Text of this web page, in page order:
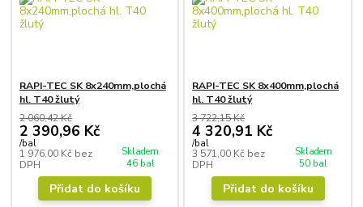
RAPI-TEC SK 8x240mm,plochá
hl. T40 žlutý
2 060,42 Kč
2 390,96 Kč
/bal
1 976,00 Kč bez
DPH
Skladem
46 bal
Přidat do košíku
RAPI-TEC SK 8x400mm,plochá
hl. T40 žlutý
3 722,15 Kč
4 320,91 Kč
/bal
3 571,00 Kč bez
DPH
Skladem
50 bal
Přidat do košíku